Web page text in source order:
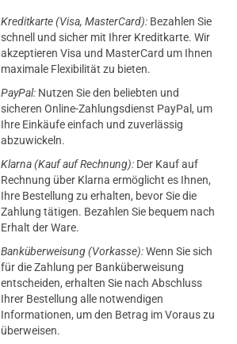
Kreditkarte (Visa, MasterCard): Bezahlen Sie
schnell und sicher mit Ihrer Kreditkarte. Wir
akzeptieren Visa und MasterCard um Ihnen
maximale Flexibilität zu bieten.
PayPal: Nutzen Sie den beliebten und
sicheren Online-Zahlungsdienst PayPal, um
Ihre Einkäufe einfach und zuverlässig
abzuwickeln.
Klarna (Kauf auf Rechnung): Der Kauf auf
Rechnung über Klarna ermöglicht es Ihnen,
Ihre Bestellung zu erhalten, bevor Sie die
Zahlung tätigen. Bezahlen Sie bequem nach
Erhalt der Ware.
Banküberweisung (Vorkasse):Wenn Sie sich
für die Zahlung per Banküberweisung
entscheiden, erhalten Sie nach Abschluss
Ihrer Bestellung alle notwendigen
Informationen, um den Betrag im Voraus zu
überweisen.